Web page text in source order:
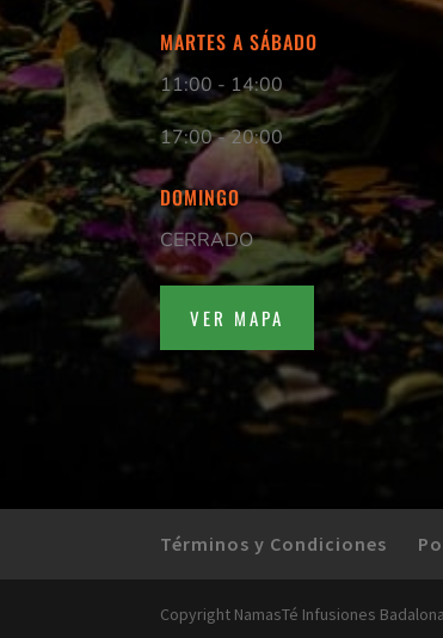
MARTES A SÁBADO
11:00 - 14:00
17:00 - 20:00
DOMINGO
CERRADO
VER MAPA
Términos y Condiciones
Copyright NamasTé Infusiones